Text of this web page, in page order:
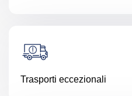
Trasporti eccezionali